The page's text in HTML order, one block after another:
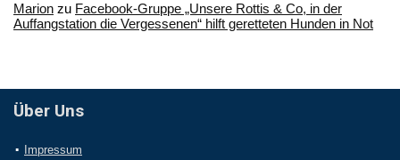
Marion zu Facebook-Gruppe „Unsere Rottis & Co, in der
Auffangstation die Vergessenen“ hilft geretteten Hunden in Not
Über Uns
Impressum